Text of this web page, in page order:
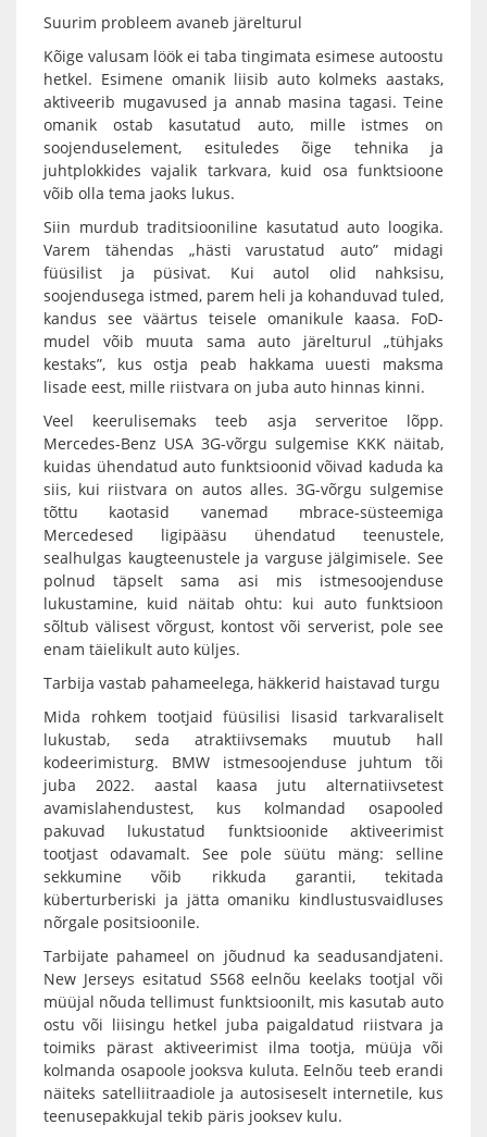
Suurim probleem avaneb järelturul
Kõige valusam löök ei taba tingimata esimese autoostu
hetkel. Esimene omanik liisib auto kolmeks aastaks,
aktiveerib mugavused ja annab masina tagasi. Teine
omanik ostab kasutatud auto, mille istmes on
soojenduselement, esituledes õige tehnika ja
juhtplokkides vajalik tarkvara, kuid osa funktsioone
võib olla tema jaoks lukus.
Siin murdub traditsiooniline kasutatud auto loogika.
Varem tähendas „hästi varustatud auto” midagi
füüsilist ja püsivat. Kui autol olid nahksisu,
soojendusega istmed, parem heli ja kohanduvad tuled,
kandus see väärtus teisele omanikule kaasa. FoD-
mudel võib muuta sama auto järelturul „tühjaks
kestaks”, kus ostja peab hakkama uuesti maksma
lisade eest, mille riistvara on juba auto hinnas kinni.
Veel keerulisemaks teeb asja serveritoe lõpp.
Mercedes-Benz USA 3G-võrgu sulgemise KKK näitab,
kuidas ühendatud auto funktsioonid võivad kaduda ka
siis, kui riistvara on autos alles. 3G-võrgu sulgemise
tõttu kaotasid vanemad mbrace-süsteemiga
Mercedesed ligipääsu ühendatud teenustele,
sealhulgas kaugteenustele ja varguse jälgimisele. See
polnud täpselt sama asi mis istmesoojenduse
lukustamine, kuid näitab ohtu: kui auto funktsioon
sõltub välisest võrgust, kontost või serverist, pole see
enam täielikult auto küljes.
Tarbija vastab pahameelega, häkkerid haistavad turgu
Mida rohkem tootjaid füüsilisi lisasid tarkvaraliselt
lukustab, seda atraktiivsemaks muutub hall
kodeerimisturg. BMW istmesoojenduse juhtum tõi
juba 2022. aastal kaasa jutu alternatiivsetest
avamislahendustest, kus kolmandad osapooled
pakuvad lukustatud funktsioonide aktiveerimist
tootjast odavamalt. See pole süütu mäng: selline
sekkumine võib rikkuda garantii, tekitada
küberturberiski ja jätta omaniku kindlustusvaidluses
nõrgale positsioonile.
Tarbijate pahameel on jõudnud ka seadusandjateni.
New Jerseys esitatud S568 eelnõu keelaks tootjal või
müüjal nõuda tellimust funktsioonilt, mis kasutab auto
ostu või liisingu hetkel juba paigaldatud riistvara ja
toimiks pärast aktiveerimist ilma tootja, müüja või
kolmanda osapoole jooksva kuluta. Eelnõu teeb erandi
näiteks satelliitraadiole ja autosiseselt internetile, kus
teenusepakkujal tekib päris jooksev kulu.